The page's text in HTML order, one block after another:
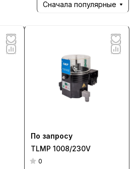
Сначала популярные
По запросу
TLMP 1008/230V
0